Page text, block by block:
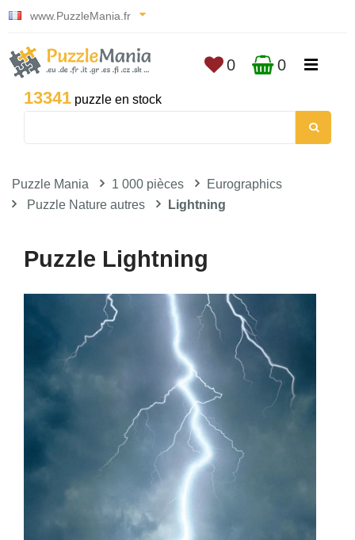
www.PuzzleMania.fr
13341 puzzle en stock
0 0
Puzzle Mania 1 000 pièces
Eurographics
Puzzle Nature autres
Lightning
Puzzle Lightning